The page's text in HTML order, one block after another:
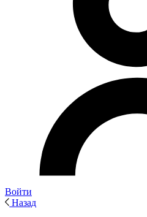
Войти
Назад